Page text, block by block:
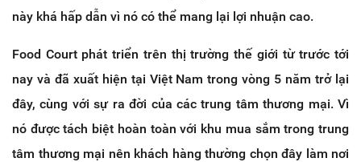
này khá hấp dẫn vì nó có thể mang lại lợi nhuận cao.
Food Court phát triển trên thị trường thế giới từ trước tới
nay và đã xuất hiện tại Việt Nam trong vòng 5 năm trở lại
đây, cùng với sự ra đời của các trung tâm thương mại. Vì
nó được tách biệt hoàn toàn với khu mua sắm trong trung
tâm thương mại nên khách hàng thường chọn đây làm nơi